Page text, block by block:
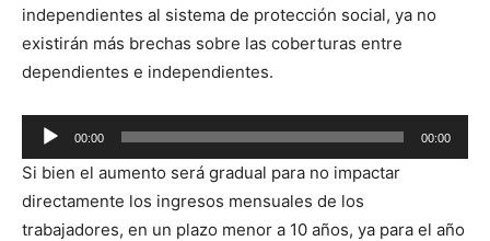
independientes al sistema de protección social, ya no
existirán más brechas sobre las coberturas entre
dependientes e independientes.
Reproductor
de
audio
00:00 00:00
Si bien el aumento será gradual para no impactar
directamente los ingresos mensuales de los
trabajadores, en un plazo menor a 10 años, ya para el año